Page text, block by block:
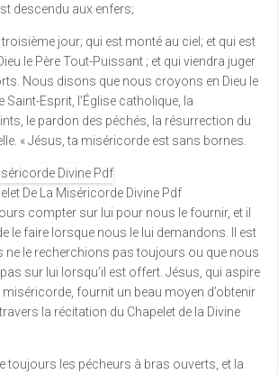
descendu aux enfers;
jour; qui est monté au ciel; et qui est
le Père Tout-Puissant ; et qui viendra juger
Nous disons que nous croyons en Dieu le
Saint-Esprit, l’Église catholique, la
le pardon des péchés, la résurrection du
« Jésus, ta miséricorde est sans bornes.
De La Miséricorde Divine Pdf
compter sur lui pour nous le fournir, et il
le faire lorsque nous le lui demandons. Il est
ne le recherchions pas toujours ou que nous
sur lui lorsqu’il est offert. Jésus, qui aspire
fournit un beau moyen d’obtenir
la récitation du Chapelet de la Divine
toujours les pécheurs à bras ouverts, et la